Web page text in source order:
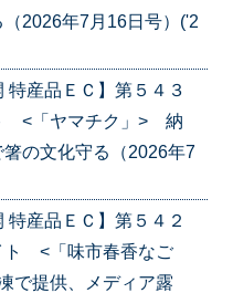
2026年7月16日号）('2
特産品ＥＣ】第５４３
<「ヤマチク」> 納
の文化守る（2026年7
特産品ＥＣ】第５４２
ト <「味市春香なご
で提供、メディア露